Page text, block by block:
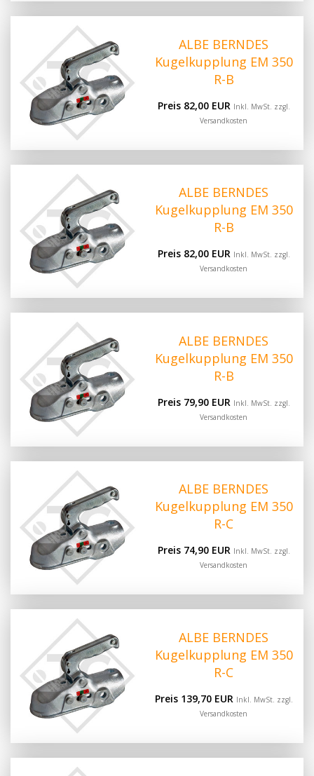
ALBE BERNDES
Kugelkupplung EM 350
R-B
Preis 82,00 EUR Inkl. MwSt. zzgl.
Versandkosten
ALBE BERNDES
Kugelkupplung EM 350
R-B
Preis 82,00 EUR Inkl. MwSt. zzgl.
Versandkosten
ALBE BERNDES
Kugelkupplung EM 350
R-B
Preis 79,90 EUR Inkl. MwSt. zzgl.
Versandkosten
ALBE BERNDES
Kugelkupplung EM 350
R-C
Preis 74,90 EUR Inkl. MwSt. zzgl.
Versandkosten
ALBE BERNDES
Kugelkupplung EM 350
R-C
Preis 139,70 EUR Inkl. MwSt. zzgl.
Versandkosten